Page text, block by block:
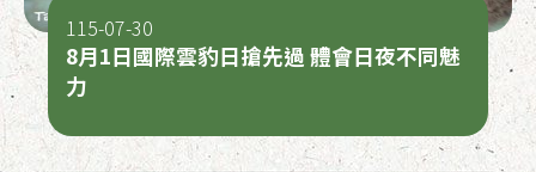
8月1日國際雲豹日搶先過 體會日夜不同魅
力
115-07-30